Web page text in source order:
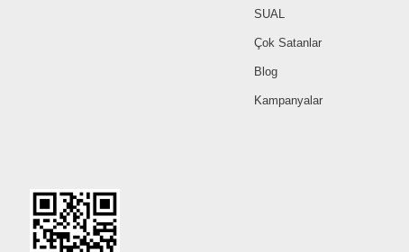
SUAL
Çok Satanlar
Blog
Kampanyalar